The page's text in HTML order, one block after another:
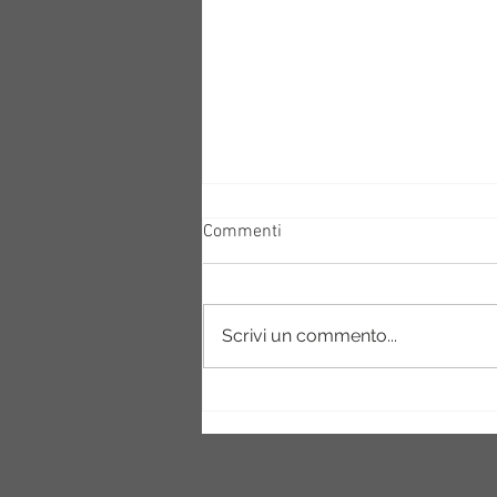
278-Un grido corale
Commenti
Scrivi un commento...